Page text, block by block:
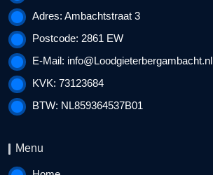
Adres: Ambachtstraat 3
Postcode: 2861 EW
E-Mail: info@Loodgieterbergambacht.nl
KVK: 73123684
BTW: NL859364537B01
Menu